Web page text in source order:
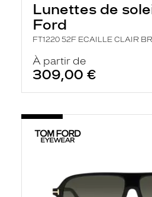
Lunettes de
Ford
FT1220 52F ECAILLE CLAIR BR
À partir de
309,00 €